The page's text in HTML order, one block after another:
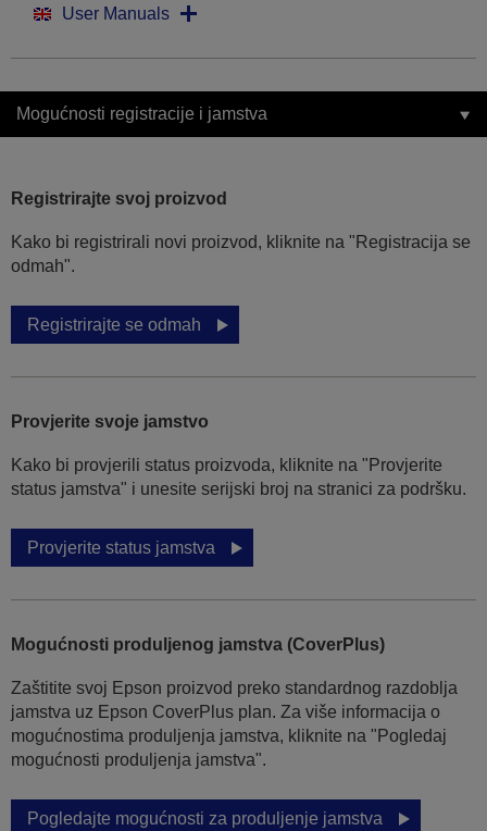
User Manuals
Mogućnosti registracije i jamstva
Registrirajte svoj proizvod
Kako bi registrirali novi proizvod, kliknite na "Registracija se
odmah".
Registrirajte se odmah
Provjerite svoje jamstvo
Kako bi provjerili status proizvoda, kliknite na "Provjerite
status jamstva" i unesite serijski broj na stranici za podršku.
Provjerite status jamstva
Mogućnosti produljenog jamstva (CoverPlus)
Zaštitite svoj Epson proizvod preko standardnog razdoblja
jamstva uz Epson CoverPlus plan. Za više informacija o
mogućnostima produljenja jamstva, kliknite na "Pogledaj
mogućnosti produljenja jamstva".
Pogledajte mogućnosti za produljenje jamstva